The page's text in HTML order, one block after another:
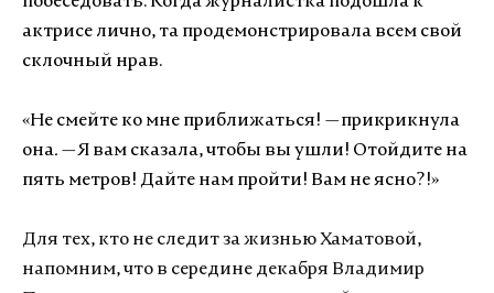
актрисе лично, та продемонстрировала всем свой
склочный нрав.
«Не смейте ко мне приближаться! —прикрикнула
она. —Я вам сказала, чтобы вы ушли! Отойдите на
пять метров! Дайте нам пройти! Вам не ясно?!»
Для тех, кто не следит за жизнью Хаматовой,
напомним, что в середине декабря Владимир